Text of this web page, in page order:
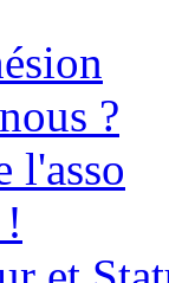
?
l'asso